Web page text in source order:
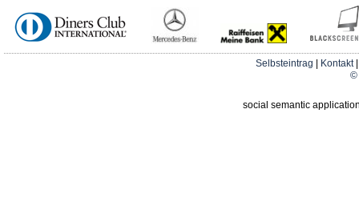
Selbsteintrag Kontakt
©
social semantic